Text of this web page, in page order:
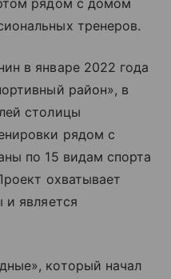
рядом с домом
тренеров.
в январе 2022 года
район», в
столицы
рядом с
по 15 видам спорта
охватывает
и является
который начал